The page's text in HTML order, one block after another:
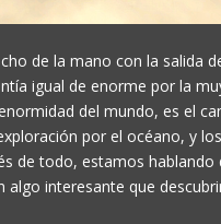
de la mano con la salida
igual de enorme por la
del mundo, es el
por el océano, y
de todo, estamos
algo interesante que